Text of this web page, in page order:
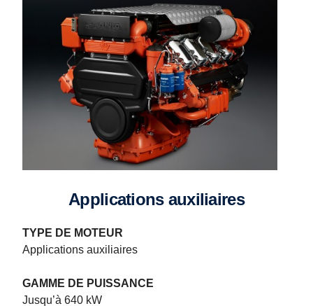
Applications auxiliaires
TYPE DE MOTEUR
Applications auxiliaires
GAMME DE PUISSANCE
Jusqu’à 640 kW